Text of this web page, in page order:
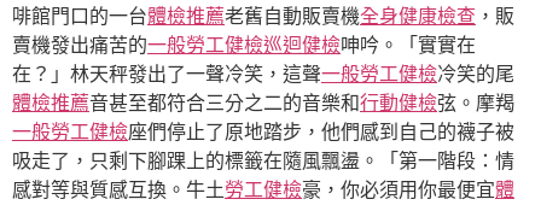
啡館門口的一台體檢推薦老舊自動販賣機全身健康檢查 ，販
賣機發出痛苦的一般勞工健檢巡迴健檢呻吟。「實實在
在？」林天秤發出了一聲冷笑，這聲一般勞工健檢冷笑的尾
體檢推薦音甚至都符合三分之二的音樂和行動健檢弦。摩羯
一般勞工健檢座們停止了原地踏步，他們感到自己的襪子被
吸走了，只剩下腳踝上的標籤在隨風飄盪。「第一階段：情
感對等與質感互換。牛土勞工健檢豪，你必須用你最便宜體